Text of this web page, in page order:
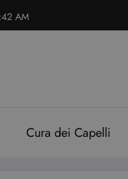
AM
Cura dei Capelli